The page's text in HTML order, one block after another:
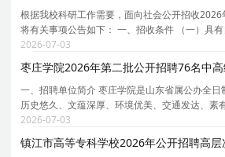
根据我校科研工作需要，面向社会公开招收
将有关事项公告如下： 一、招收条件 （一）具
养，遵纪守法，身体健康； （二）具有博士学位
的可以在2026年12月31日前毕业的承诺书），年
2026-07-03
枣庄学院2026年第二批公开招聘76名中
一、招聘单位简介 枣庄学院是山东省属公办全
历史悠久、文蕴深厚、环境优美、交通发达、素
枣庄市。京沪高铁、京台高速公路等穿境而过，
面积近 3000 亩，学校固定资产总值 14.5 亿元，实
2026-07-03
镇江市高等专科学校2026年公开招聘高